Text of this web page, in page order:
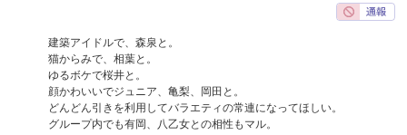
建築アイドルで、森泉と。
猫からみで、相葉と。
ゆるボケで桜井と。
顔かわいいでジュニア、亀梨、岡田と。
どんどん引きを利用してバラエティの常連になってほしい。
グループ内でも有岡、八乙女との相性もマル。